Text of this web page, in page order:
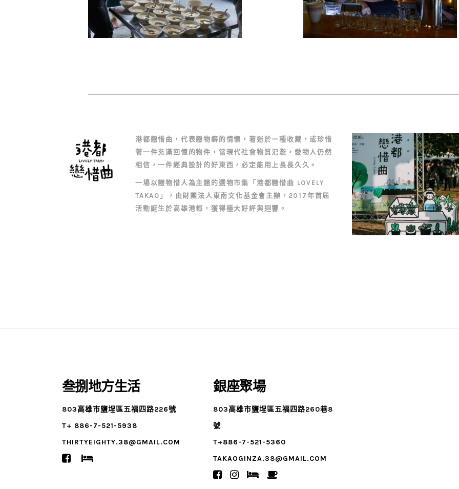
港都戀惜曲，代表戀物癖的情懷，著迷於一種收藏，或珍惜
著一件充滿回憶的物件，當現代社會物質氾濫，愛物人仍然
相信，一件經典設計的好東西，必定能用上長長久久。
一場以戀物惜人為主題的選物市集「港都戀惜曲 LOVELY
TAKAO」，由財團法人東南文化基金會主辦，2017年首屆
活動誕生於高雄港都，獲得極大好評與迴響。
叁捌地方生活
803高雄市鹽埕區五福四路226號
T+ 886-7-521-5938
THIRTYEIGHTY.38@GMAIL.COM
銀座聚場
803高雄市鹽埕區五福四路260巷8
號
T+886-7-521-5360
TAKAOGINZA.38@GMAIL.COM